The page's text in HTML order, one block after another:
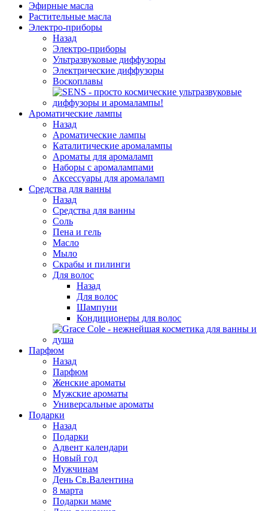
Эфирные масла
Растительные масла
Электро-приборы
Назад
Электро-приборы
Ультразвуковые диффузоры
Электрические диффузоры
Воскоплавы
Ароматические лампы
Назад
Ароматические лампы
Каталитические аромалампы
Ароматы для аромаламп
Наборы с аромалампами
Аксессуары для аромаламп
Средства для ванны
Назад
Средства для ванны
Соль
Пена и гель
Масло
Мыло
Скрабы и пилинги
Для волос
Назад
Для волос
Шампуни
Кондиционеры для волос
Парфюм
Назад
Парфюм
Женские ароматы
Мужские ароматы
Универсальные ароматы
Подарки
Назад
Подарки
Адвент календари
Новый год
Мужчинам
День Св.Валентина
8 марта
Подарки маме